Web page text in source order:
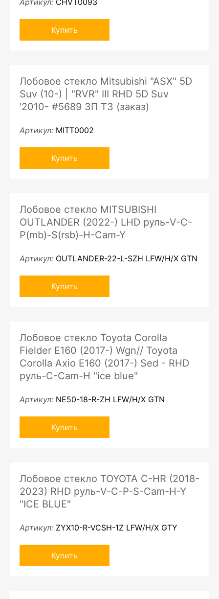
Артикул: CHVT0093
Купить
Лобовое стекло Mitsubishi "ASX" 5D
Suv (10-) | "RVR" III RHD 5D Suv
'2010- #5689 ЗП ТЗ (заказ)
Артикул: MITT0002
Купить
Лобовое стекло MITSUBISHI
OUTLANDER (2022-) LHD руль-V-C-
P(mb)-S(rsb)-H-Cam-Y
Артикул: OUTLANDER-22-L-SZH LFW/H/X GTN
Купить
Лобовое стекло Toyota Corolla
Fielder E160 (2017-) Wgn// Toyota
Corolla Axio E160 (2017-) Sed - RHD
руль-C-Cam-H "ice blue"
Артикул: NE50-18-R-ZH LFW/H/X GTN
Купить
Лобовое стекло TOYOTA C-HR (2018-
2023) RHD руль-V-C-P-S-Cam-H-Y
"ICE BLUE"
Артикул: ZYX10-R-VCSH-1Z LFW/H/X GTY
Купить